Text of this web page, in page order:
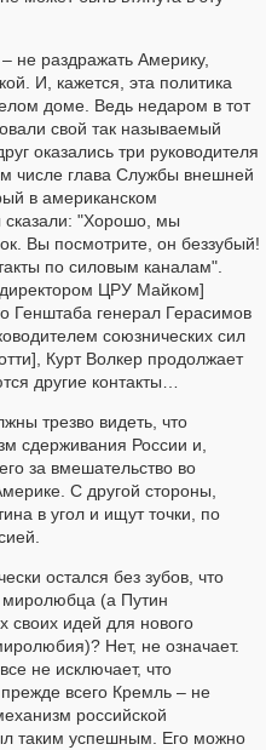
не раздражать Америку,
И, кажется, эта политика
доме. Ведь недаром в тот
свой так называемый
оказались три руководителя
числе глава Службы внешней
в американском
сказали: "Хорошо, мы
Вы посмотрите, он беззубый!
по силовым каналам".
ЦРУ Майком]
Генштаба генерал Герасимов
союзнических сил
Курт Волкер продолжает
другие контакты…
трезво видеть, что
сдерживания России и,
за вмешательство во
С другой стороны,
в угол и ищут точки, по
остался без зубов, что
миролюбца (а Путин
своих идей для нового
Нет, не означает.
не исключает, что
всего Кремль – не
российской
таким успешным. Его можно